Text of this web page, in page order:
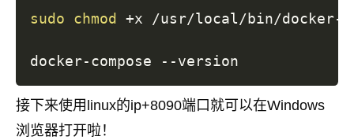
sudo chmod +x /usr/local/bin/docker-
接下来使用linux的ip+8090端口就可以在Windows
浏览器打开啦！